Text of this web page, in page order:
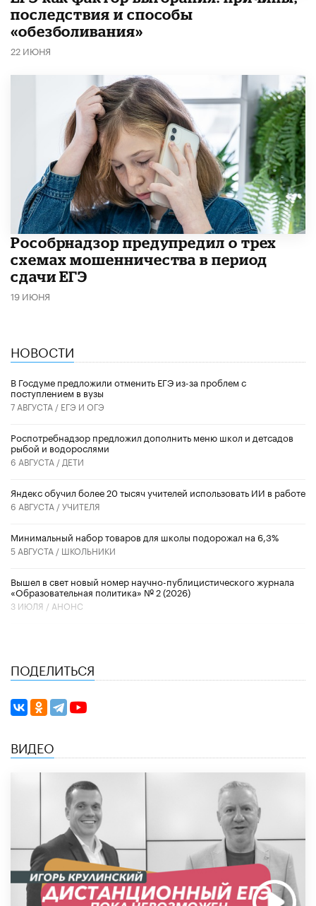
последствия и способы
«обезболивания»
22 ИЮНЯ
Рособрнадзор предупредил о трех
схемах мошенничества в период
сдачи ЕГЭ
19 ИЮНЯ
НОВОСТИ
В Госдуме предложили отменить ЕГЭ из-за проблем с
поступлением в вузы
7 АВГУСТА / ЕГЭ И ОГЭ
Роспотребнадзор предложил дополнить меню школ и детсадов
рыбой и водорослями
6 АВГУСТА / ДЕТИ
​Яндекс обучил более 20 тысяч учителей использовать ИИ в работе
6 АВГУСТА /УЧИТЕЛЯ
Минимальный набор товаров для школы подорожал на 6,3%
5 АВГУСТА / ШКОЛЬНИКИ
Вышел в свет новый номер научно-публицистического журнала
«Образовательная политика» № 2 (2026)
3 ИЮЛЯ / АНОНС
ПОДЕЛИТЬСЯ
ВИДЕО